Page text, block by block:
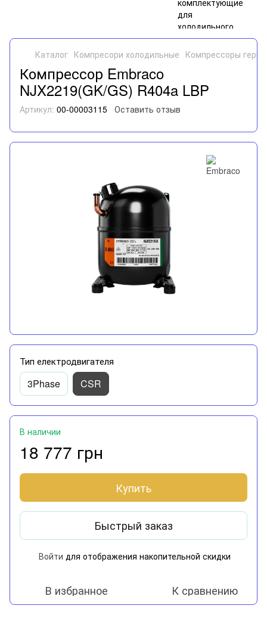
Каталог Компресори холодильные Компрессоры
Компрессор Embraco
NJX2219(GK/GS) R404a LBP
Артикул: 00-00003115 Оставить отзыв
Тип електродвигателя
3Phase CSR
В наличии
18 777 грн
Купить
Быстрый заказ
Войти для отображения накопительной скидки
В избранное К сравнению